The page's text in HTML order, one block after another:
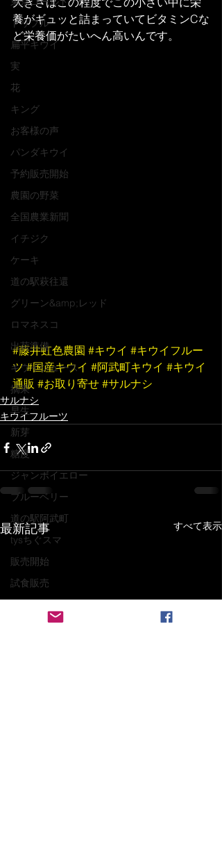
トリプル
扁平キウイ
実
花
キング
お客様の声
パンダキウイ
予約販売開始
農園の野菜
全国農業新聞
イチジク
ケーキ
道の駅萩往還
グリーン&amp;レッド
ロマネスコ
出荷準備
キウイジュース
摘果
早生
新芽
糖度
ジャンボイエロー
ブルーベリー
道の駅阿武町
tysちぐスマ
販売開始
試食販売
花粉付け
養がギュッと詰まっていてビタミンCな
ど栄養価がたいへん高いんです。
#藤井虹色農園 #キウイ #キウイフルー
ツ #国産キウイ #阿武町キウイ #キウイ
通販 #お取り寄せ #サルナシ
サルナシ
キウイフルーツ
最新記事 すべて表示